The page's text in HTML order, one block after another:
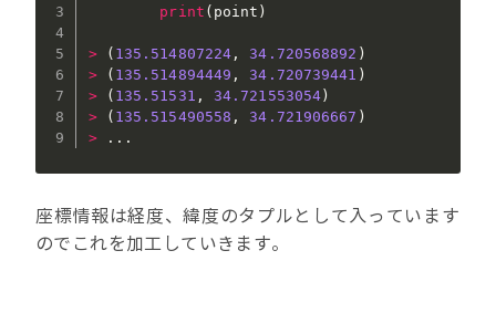
print ( point )
> ( 135.514807224 , 34.720568892 )
>
( 135.514894449 , 34.720739441 )
>
( 135.51531 , 34.721553054 )
>
( 135.515490558 , 34.721906667 )
>
. . .
座標情報は経度、緯度のタプルとして入っています
のでこれを加工していきます。